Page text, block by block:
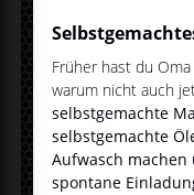
Früher hast du
warum nicht auch
selbstgemachte
selbstgemachte
Aufwasch
spontane